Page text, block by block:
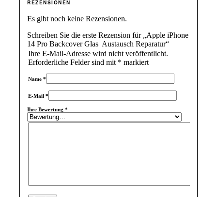
REZENSIONEN
Es gibt noch keine Rezensionen.
Schreiben Sie die erste Rezension für „Apple iPhone
14 Pro Backcover Glas Austausch Reparatur“
Ihre E-Mail-Adresse wird nicht veröffentlicht.
Erforderliche Felder sind mit * markiert
Name*
E-Mail*
Ihre Bewertung*